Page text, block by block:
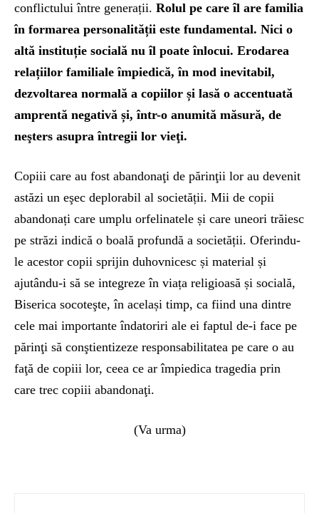
conflictului între generații. Rolul pe care îl are familia
în formarea personalității este fundamental. Nici o
altă instituție socială nu îl poate înlocui. Erodarea
relațiilor familiale împiedică, în mod inevitabil,
dezvoltarea normală a copiilor și lasă o accentuată
amprentă negativă și, într-o anumită măsură, de
neşters asupra întregii lor vieţi.
Copiii care au fost abandonaţi de părinţii lor au devenit
astăzi un eşec deplorabil al societății. Mii de copii
abandonați care umplu orfelinatele și care uneori trăiesc
pe străzi indică o boală profundă a societății. Oferindu-
le acestor copii sprijin duhovnicesc și material și
ajutându-i să se integreze în viața religioasă și socială,
Biserica socoteşte, în același timp, ca fiind una dintre
cele mai importante îndatoriri ale ei faptul de-i face pe
părinţi să conştientizeze responsabilitatea pe care o au
faţă de copiii lor, ceea ce ar împiedica tragedia prin
care trec copiii abandonaţi.
(Va urma)